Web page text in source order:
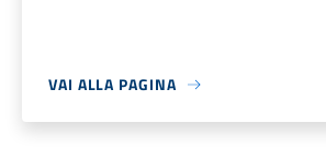
VAI ALLA PAGINA